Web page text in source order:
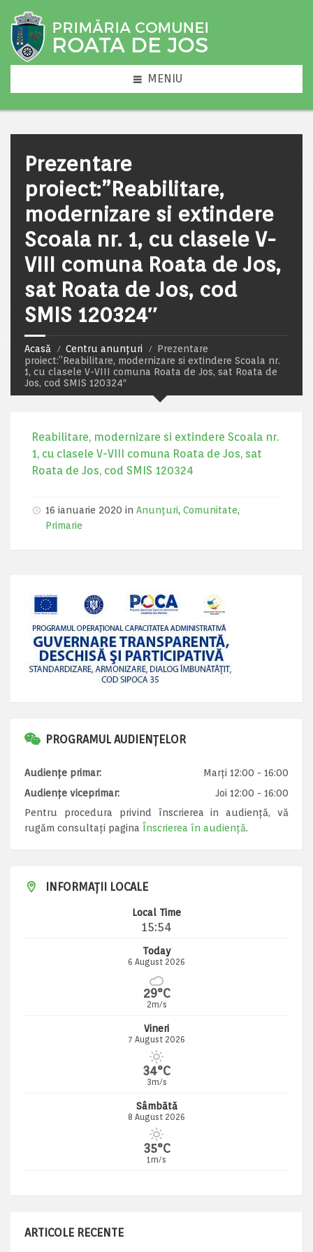
MENIU
Prezentare
proiect:”Reabilitare,
modernizare si extindere
Scoala nr. 1, cu clasele V-
VIII comuna Roata de Jos,
sat Roata de Jos, cod
SMIS 120324″
Acasă Centru anunțuri
Prezentare
proiect:”Reabilitare, modernizare si extindere Scoala nr.
1, cu clasele V-VIII comuna Roata de Jos, sat Roata de
Jos, cod SMIS 120324″
Reabilitare, modernizare si extindere Scoala nr.
1, cu clasele V-VIII comuna Roata de Jos, sat
Roata de Jos, cod SMIS 120324
16 ianuarie 2020 in Anunțuri, Comunitate,
Primarie
PROGRAMUL AUDIENȚELOR
Audiențe primar:
Marți 12:00 - 16:00
Audiențe viceprimar:
Joi 12:00 - 16:00
Pentru procedura privind înscrierea in audiență, vă
rugăm consultați pagina Înscrierea în audiență.
INFORMAȚII LOCALE
Local Time
15:54
Today
6 August 2026
29°C
2m/s
Vineri
7 August 2026
34°C
3m/s
Sâmbătă
8 August 2026
35°C
1m/s
ARTICOLE RECENTE